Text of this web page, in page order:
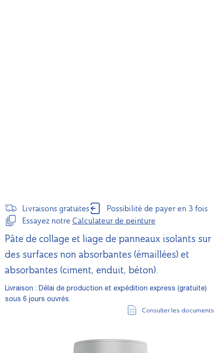
Livraisons gratuites
Possibilité de payer en 3 fois
Essayez notre Calculateur de peinture
Pâte de collage et liage de panneaux isolants sur
des surfaces non absorbantes (émaillées) et
absorbantes (ciment, enduit, béton).
Livraison : Délai de production et expédition express (gratuite)
sous 6 jours ouvrés.
Consulter les documents